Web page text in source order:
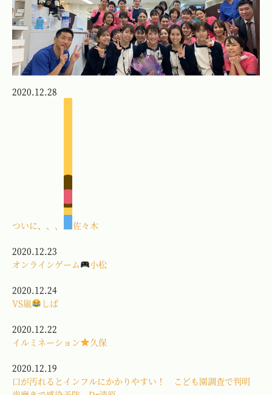
2020.12.28
ついに、、、 佐々木
2020.12.23
オンラインゲーム
小松
2020.12.24
VS嵐
しば
2020.12.22
イルミネーション
久保
2020.12.19
口が汚れるとインフルにかかりやすい！ こども園調査で判明